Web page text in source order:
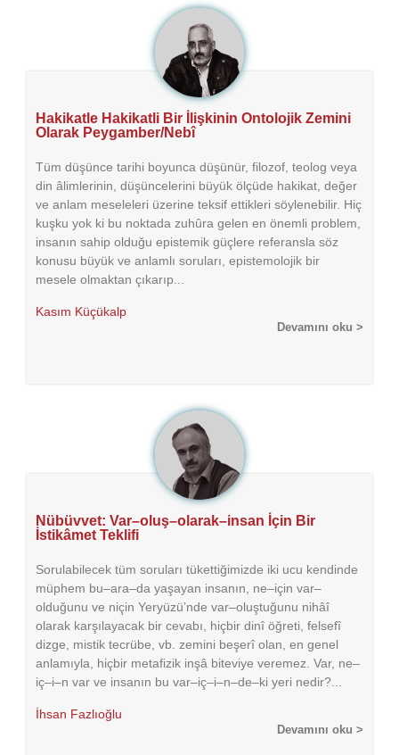
Hakikatle Hakikatli Bir İlişkinin Ontolojik Zemini
Olarak Peygamber/Nebî
Tüm düşünce tarihi boyunca düşünür, filozof, teolog veya
din âlimlerinin, düşüncelerini büyük ölçüde hakikat, değer
ve anlam meseleleri üzerine teksif ettikleri söylenebilir. Hiç
kuşku yok ki bu noktada zuhûra gelen en önemli problem,
insanın sahip olduğu epistemik güçlere referansla söz
konusu büyük ve anlamlı soruları, epistemolojik bir
mesele olmaktan çıkarıp...
Kasım Küçükalp
Devamını oku >
Nübüvvet: Var–oluş–olarak–insan İçin Bir
İstikâmet Teklifi
Sorulabilecek tüm soruları tükettiğimizde iki ucu kendinde
müphem bu–ara–da yaşayan insanın, ne–için var–
olduğunu ve niçin Yeryüzü’nde var–oluştuğunu nihâî
olarak karşılayacak bir cevabı, hiçbir dinî öğreti, felsefî
dizge, mistik tecrübe, vb. zemini beşerî olan, en genel
anlamıyla, hiçbir metafizik inşâ biteviye veremez. Var, ne–
iç–i–n var ve insanın bu var–iç–i–n–de–ki yeri nedir?...
İhsan Fazlıoğlu
Devamını oku >